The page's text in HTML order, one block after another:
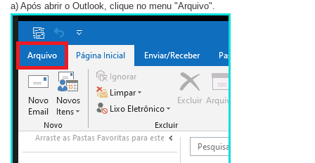
a) Após abrir o Outlook, clique no menu "Arquivo".